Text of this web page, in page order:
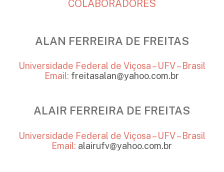
COLABORADORES
ALAN FERREIRA DE FREITAS
Universidade Federal de Viçosa – UFV – Brasil
Email: freitasalan@yahoo.com.br
ALAIR FERREIRA DE FREITAS
Universidade Federal de Viçosa – UFV – Brasil
Email: alairufv@yahoo.com.br